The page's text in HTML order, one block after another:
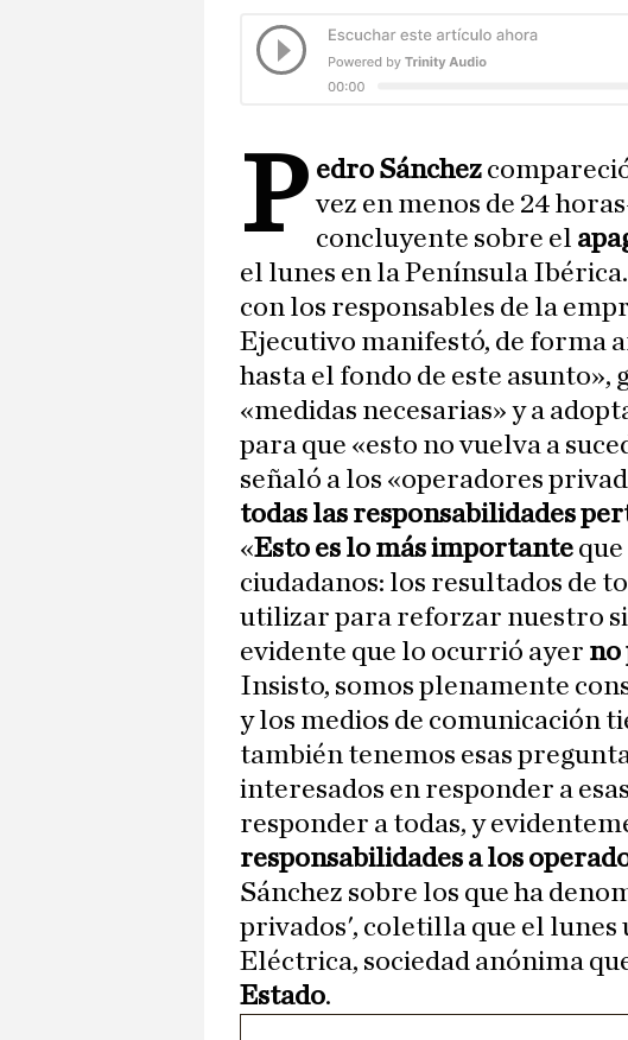
P edro Sánchez
vez en menos de 24
concluyente sobre el
el lunes en la Península
con los responsables de la
Ejecutivo manifestó, de forma
hasta el fondo de este asunto»,
«medidas necesarias» y a
para que «esto no vuelva a
señaló a los «operadores
todas las responsabilidades
«Esto es lo más importante
ciudadanos: los resultados de
utilizar para reforzar nuestro
evidente que lo ocurrió ayer no
Insisto, somos plenamente
y los medios de comunicación
también tenemos esas
interesados en responder a
responder a todas, y
responsabilidades a los
Sánchez sobre los que ha
privados', coletilla que el lunes
Eléctrica, sociedad anónima
Estado.